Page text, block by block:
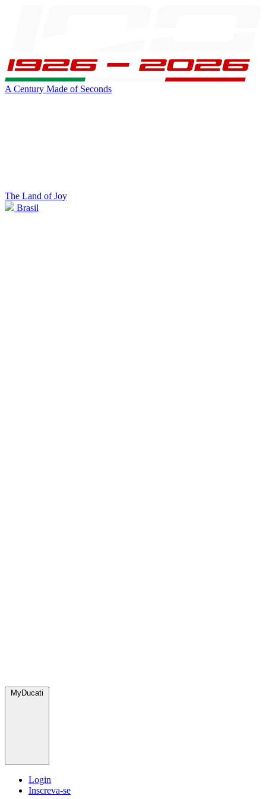
A Century Made of Seconds
The Land of Joy
Brasil
MyDucati
Login
Inscreva-se